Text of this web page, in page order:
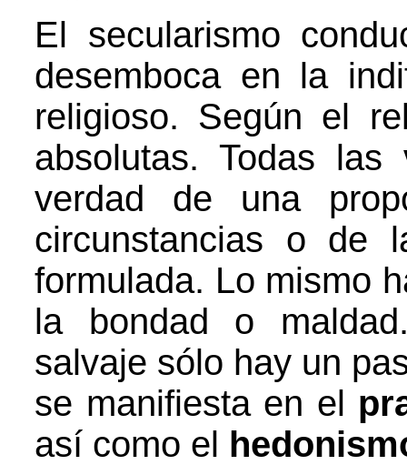
El secularismo
desemboca en la
religioso. Según el
absolutas. Todas
verdad de una
circunstancias o de
formulada. Lo mismo
la bondad o
salvaje sólo hay un
se manifiesta en el
así como el